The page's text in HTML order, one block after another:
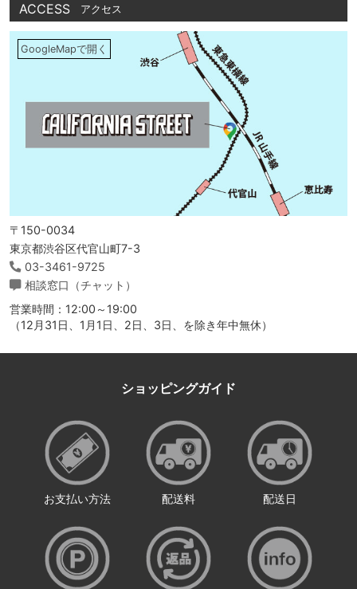
ACCESS アクセス
GoogleMapで開く
〒150-0034
東京都渋谷区代官山町7-3
03-3461-9725
相談窓口（チャット）
営業時間：12:00～19:00
（12月31日、1月1日、2日、3日、を除き年中無休）
ショッピングガイド
お支払い方法 配送料 配送日